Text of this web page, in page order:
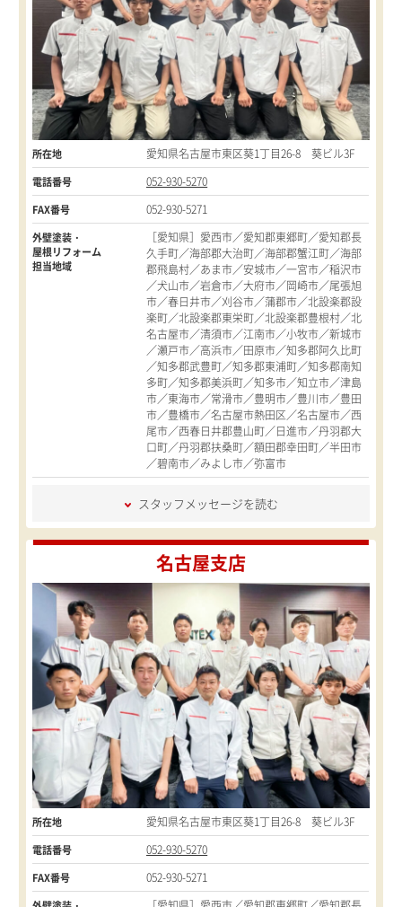
所在地
愛知県名古屋市東区葵1丁目26-8 葵ビル3F
電話番号
052-930-5270
FAX番号
052-930-5271
外壁塗装・
屋根リフォーム
担当地域
［愛知県］愛西市／愛知郡東郷町／愛知郡長
久手町／海部郡大治町／海部郡蟹江町／海部
郡飛島村／あま市／安城市／一宮市／稲沢市
／犬山市／岩倉市／大府市／岡崎市／尾張旭
市／春日井市／刈谷市／蒲郡市／北設楽郡設
楽町／北設楽郡東栄町／北設楽郡豊根村／北
名古屋市／清須市／江南市／小牧市／新城市
／瀬戸市／高浜市／田原市／知多郡阿久比町
／知多郡武豊町／知多郡東浦町／知多郡南知
多町／知多郡美浜町／知多市／知立市／津島
市／東海市／常滑市／豊明市／豊川市／豊田
市／豊橋市／名古屋市熱田区／名古屋市／西
尾市／西春日井郡豊山町／日進市／丹羽郡大
口町／丹羽郡扶桑町／額田郡幸田町／半田市
／碧南市／みよし市／弥富市
スタッフメッセージを読む
名古屋支店
所在地
愛知県名古屋市東区葵1丁目26-8 葵ビル3F
電話番号
052-930-5270
FAX番号
052-930-5271